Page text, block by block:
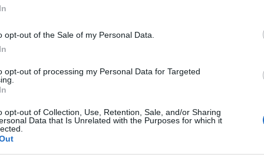
opt-out of the Sale of my Personal Data.
opt-out of processing my Personal Data for Targeted
opt-out of Collection, Use, Retention, Sale, and/or Sharing
Data that Is Unrelated with the Purposes for which it
της έρευνας για την ικανοποίηση πελατών J.D. Power
Jeep θα μπορούσαν να
Ατλαντικό
η FCA ολοκληρώνει τον σχεδιασμό της για την
Αυτοκινήτου της Γενεύης, οι επισκέπτες μπορούσαν να